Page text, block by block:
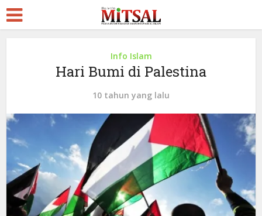
Info Islam
Hari Bumi di Palestina
10 tahun yang lalu